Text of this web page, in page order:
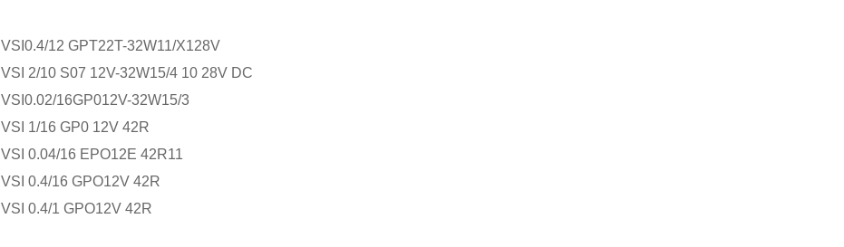
VSI0.4/12 GPT22T-32W11/X128V
VSI 2/10 S07 12V-32W15/4 10 28V DC
VSI0.02/16GP012V-32W15/3
VSI 1/16 GP0 12V 42R
VSI 0.04/16 EPO12E 42R11
VSI 0.4/16 GPO12V 42R
VSI 0.4/1 GPO12V 42R